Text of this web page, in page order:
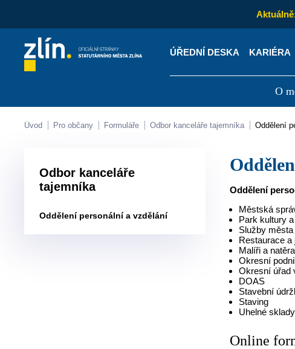
ÚŘEDNÍ DESKA KARIÉRA
O
Kontakty Úřední deska
Úvod Pro občany Formuláře Odbor kanceláře tajemníka oddělení
Odbor kanceláře
tajemníka
oddělení personální a vzdělání
Oddělení
Městská
Park kultury
Služby
Restaurace a
Malíři a
Okresní
Okresní úřad
DOAS
Stavební
Staving
Uhelné sklady
Online